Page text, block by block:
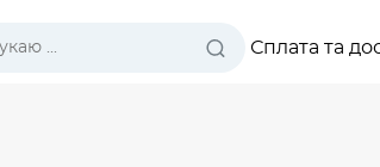
Сплата та